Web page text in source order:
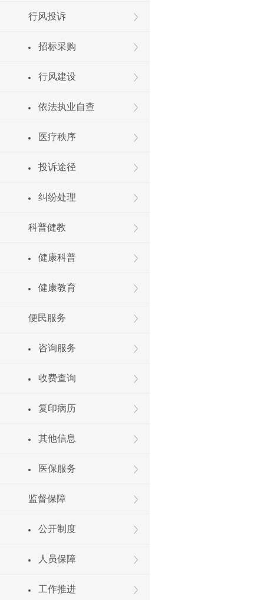
行风投诉
招标采购
行风建设
依法执业自查
医疗秩序
投诉途径
纠纷处理
科普健教
健康科普
健康教育
便民服务
咨询服务
收费查询
复印病历
其他信息
医保服务
监督保障
公开制度
人员保障
工作推进